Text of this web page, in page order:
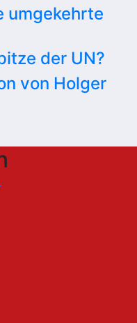
umgekehrte
der UN?
von Holger